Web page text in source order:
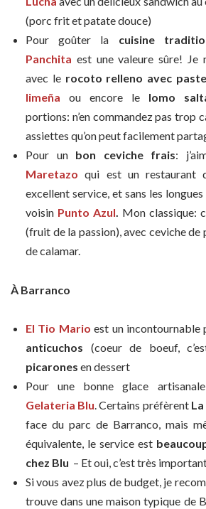
(porc frit et patate douce)
Pour goûter la cuisine
Panchita est une valeure sûre! Je
avec le rocoto relleno avec
limeña ou encore le lomo
portions: n’en commandez pas trop
assiettes qu’on peut facilement
Pour un bon ceviche frais:
Maretazo qui est un restaurant
excellent service, et sans les
voisin Punto Azul. Mon classique:
(fruit de la passion), avec ceviche
de calamar.
À Barranco
El Tio Mario est un incontournable
anticuchos (coeur de boeuf,
picarones en dessert
Pour une bonne glace
Gelateria Blu. Certains préfèrent
face du parc de Barranco, mais
équivalente, le service est
chez Blu – Et oui, c’est très
Si vous avez plus de budget, je
trouve dans une maison typique de